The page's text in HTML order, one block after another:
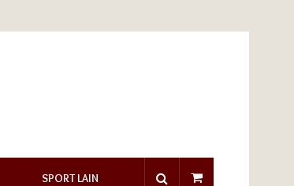
SPORT LAIN